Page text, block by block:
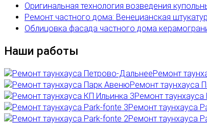
Оригинальная технология возведения
Ремонт частного дома: Венецианская
Облицовка фасада частного дома
Наши работы
Ремонт
Ремонт таунхауса
Ремонт
Ремонт таунхауса
Ремонт таунхауса